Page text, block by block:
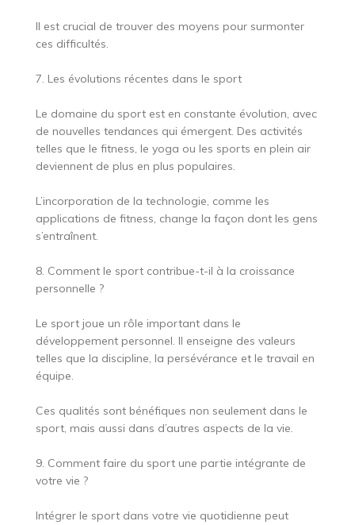
Il est crucial de trouver des moyens pour surmonter
ces difficultés.
7. Les évolutions récentes dans le sport
Le domaine du sport est en constante évolution, avec
de nouvelles tendances qui émergent. Des activités
telles que le fitness, le yoga ou les sports en plein air
deviennent de plus en plus populaires.
L’incorporation de la technologie, comme les
applications de fitness, change la façon dont les gens
s’entraînent.
8. Comment le sport contribue-t-il à la croissance
personnelle ?
Le sport joue un rôle important dans le
développement personnel. Il enseigne des valeurs
telles que la discipline, la persévérance et le travail en
équipe.
Ces qualités sont bénéfiques non seulement dans le
sport, mais aussi dans d’autres aspects de la vie.
9. Comment faire du sport une partie intégrante de
votre vie ?
Intégrer le sport dans votre vie quotidienne peut